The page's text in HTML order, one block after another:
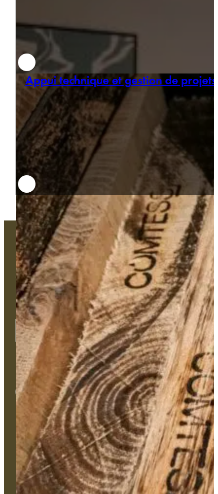
Appui technique et gestion de projets
Un projet technique ? Un besoin
d'accompagnement sur-mesure ?
Une problématique ?
Notre équipe est disponible pour vous accompagner et se
déplacer sur le terrain si besoin.
Contactez-nous
Univers
Bâtiment
Monument
Haute-Peinture
Nos types de produits